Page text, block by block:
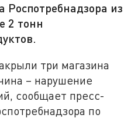
Роспотребнадзора из
2 тонн
три магазина
– нарушение
сообщает пресс-
по